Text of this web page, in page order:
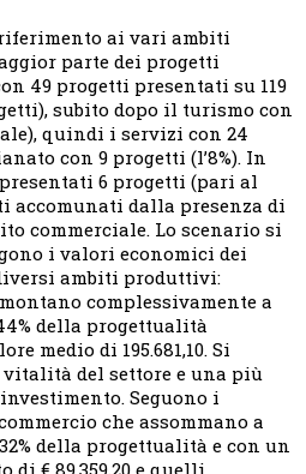
ai vari ambiti
parte dei progetti
49 progetti presentati su 119
subito dopo il turismo con
quindi i servizi con 24
con 9 progetti (l’8%). In
6 progetti (pari al
accomunati dalla presenza di
commerciale. Lo scenario si
i valori economici dei
ambiti produttivi:
complessivamente a
della progettualità
medio di 195.681,10. Si
del settore e una più
Seguono i
che assommano a
della progettualità e con un